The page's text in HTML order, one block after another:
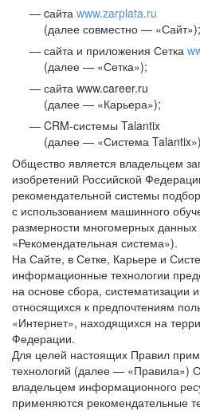
cайта www.zarplata.ru
(далее совместно — «Сайт»);
сайта и приложения Сетка
(далее — «Сетка»);
сайта www.career.ru
(далее — «Карьера»);
CRM-системы Talantix
(далее — «Система
Общество является владельцем
изобретений Российской
рекомендательной системы
с использованием машинного
размерности многомерных
«Рекомендательная система»).
На Сайте, в Сетке, Карьере и
информационные технологии
на основе сбора, систематизации
относящихся к предпочтениям
«Интернет», находящихся на
Федерации.
Для целей настоящих Правил
технологий (далее — «Правила»)
владельцем информационного
применяются рекомендательные